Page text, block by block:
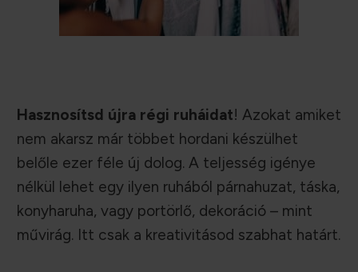
Hasznosítsd újra régi ruháidat! Azokat amiket
nem akarsz már többet hordani készülhet
belőle ezer féle új dolog. A teljesség igénye
nélkül lehet egy ilyen ruhából párnahuzat, táska,
konyharuha, vagy portörlő, dekoráció – mint
művirág. Itt csak a kreativitásod szabhat határt.